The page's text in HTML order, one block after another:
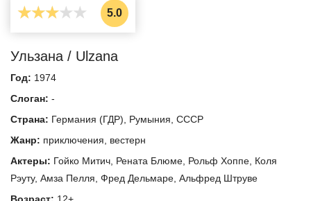
5.0
Ульзана / Ulzana
Год: 1974
Слоган: -
Страна: Германия (ГДР), Румыния, СССР
Жанр: приключения, вестерн
Актеры: Гойко Митич, Рената Блюме, Рольф Хоппе, Коля
Рэуту, Амза Пелля, Фред Дельмаре, Альфред Штруве